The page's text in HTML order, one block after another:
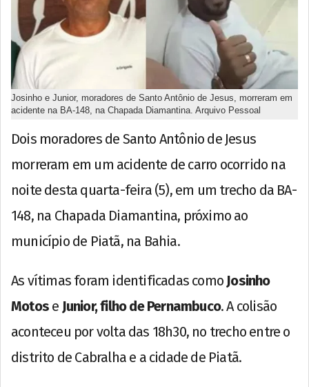
Josinho e Junior, moradores de Santo Antônio de Jesus, morreram em
acidente na BA-148, na Chapada Diamantina. Arquivo Pessoal
Dois moradores de Santo Antônio de Jesus
morreram em um acidente de carro ocorrido na
noite desta quarta-feira (5), em um trecho da BA-
148, na Chapada Diamantina, próximo ao
município de Piatã, na Bahia.
As vítimas foram identificadas como Josinho
Motos e Junior, filho de Pernambuco. A colisão
aconteceu por volta das 18h30, no trecho entre o
distrito de Cabralha e a cidade de Piatã.